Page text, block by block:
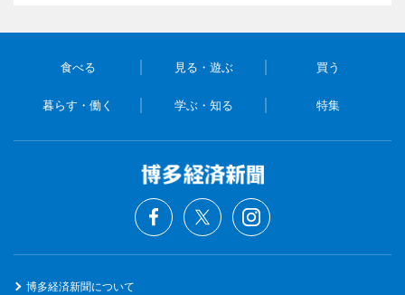
食べる 見る・遊ぶ 買う
暮らす・働く 学ぶ・知る 特集
博多経済新聞について